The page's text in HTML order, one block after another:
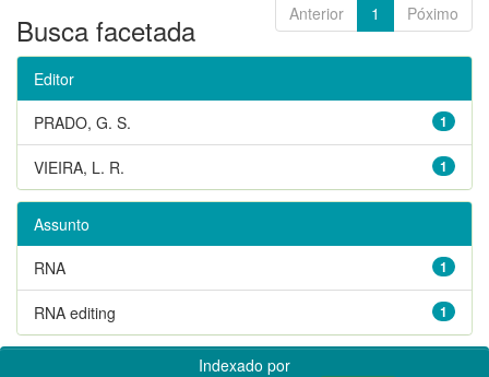
Anterior 1 Póximo
Busca facetada
Editor
1
PRADO, G. S.
1
VIEIRA, L. R.
Assunto
1
RNA
1
RNA editing
Indexado por